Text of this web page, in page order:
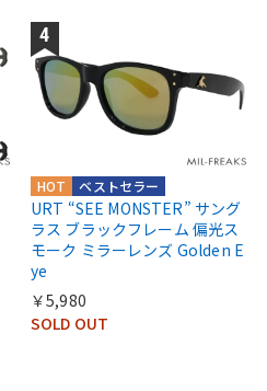
ベストセラー
HOT
URT “SEE MONSTER” サング
ラス ブラックフレーム 偏光ス
モーク ミラーレンズ Golden E
ye
￥5,980
SOLD OUT